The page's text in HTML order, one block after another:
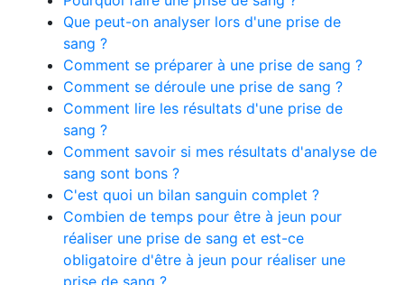
Que peut-on analyser lors d'une prise de
sang ?
Comment se préparer à une prise de sang ?
Comment se déroule une prise de sang ?
Comment lire les résultats d'une prise de
sang ?
Comment savoir si mes résultats d'analyse de
sang sont bons ?
C'est quoi un bilan sanguin complet ?
Combien de temps pour être à jeun pour
réaliser une prise de sang et est-ce
obligatoire d'être à jeun pour réaliser une